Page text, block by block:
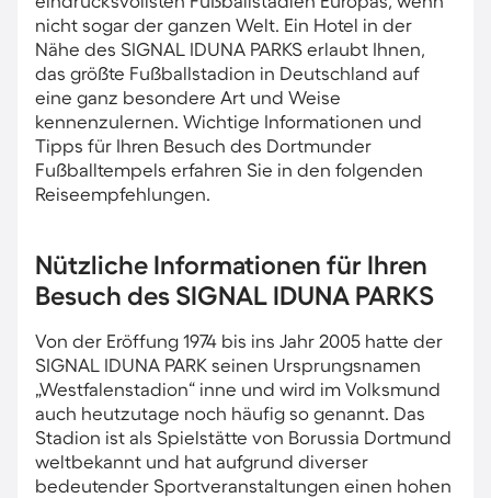
nicht sogar der ganzen Welt. Ein Hotel in der
Nähe des SIGNAL IDUNA PARKS erlaubt Ihnen,
das größte Fußballstadion in Deutschland auf
eine ganz besondere Art und Weise
kennenzulernen. Wichtige Informationen und
Tipps für Ihren Besuch des Dortmunder
Fußballtempels erfahren Sie in den folgenden
Reiseempfehlungen.
Nützliche Informationen für Ihren
Besuch des SIGNAL IDUNA PARKS
Von der Eröffung 1974 bis ins Jahr 2005 hatte der
SIGNAL IDUNA PARK seinen Ursprungsnamen
„Westfalenstadion“ inne und wird im Volksmund
auch heutzutage noch häufig so genannt. Das
Stadion ist als Spielstätte von Borussia Dortmund
weltbekannt und hat aufgrund diverser
bedeutender Sportveranstaltungen einen hohen